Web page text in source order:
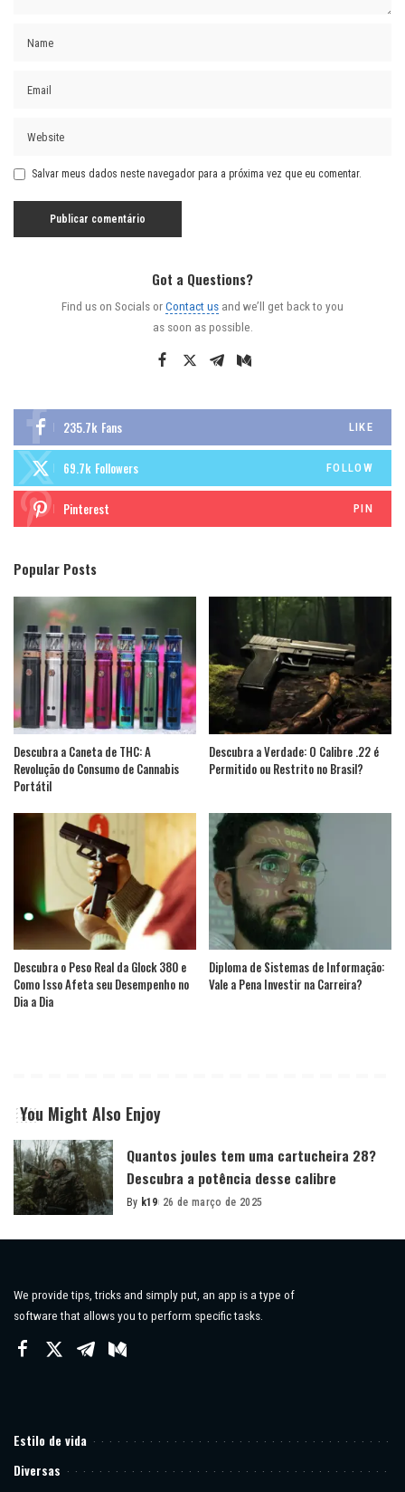
Salvar meus dados neste navegador para a próxima vez que eu comentar.
Got a Questions?
Find us on Socials orContact us and we’ll get back to you
as soon as possible.
235.7k Fans LIKE
69.7k Followers FOLLOW
Pinterest PIN
Popular Posts
Descubra a Caneta de THC: A
Revolução do Consumo de Cannabis
Portátil
Descubra a Verdade: O Calibre .22 é
Permitido ou Restrito no Brasil?
Descubra o Peso Real da Glock 380 e
Como Isso Afeta seu Desempenho no
Dia a Dia
Diploma de Sistemas de Informação:
Vale a Pena Investir na Carreira?
You Might Also Enjoy
Quantos joules tem uma cartucheira 28?
Descubra a potência desse calibre
Posted
By k19 26 de março de 2025
We provide tips, tricks and simply put, an app is a type of
software that allows you to perform specific tasks.
Estilo de vida
Diversas